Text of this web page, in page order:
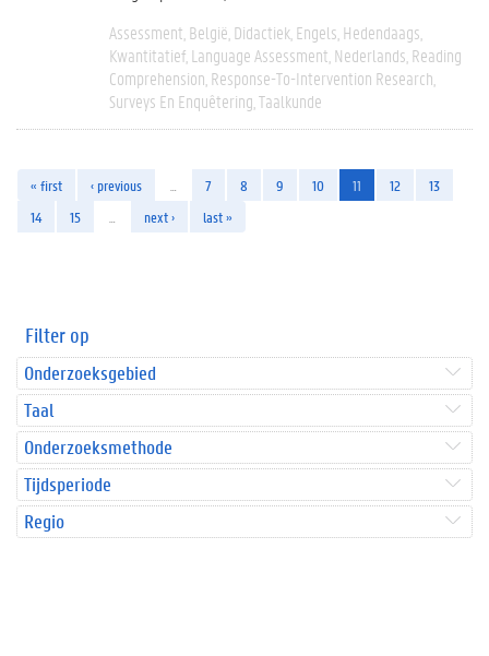
Assessment België Didactiek Engels Hedendaags
Kwantitatief Language Assessment Nederlands Reading
Comprehension Response-To-Intervention Research
Surveys En Enquêtering Taalkunde
« first ‹ previous 7 8 9 10 11 12
13
14
15 next › last »
Filter op
Onderzoeksgebied
Taal
Onderzoeksmethode
Tijdsperiode
Regio